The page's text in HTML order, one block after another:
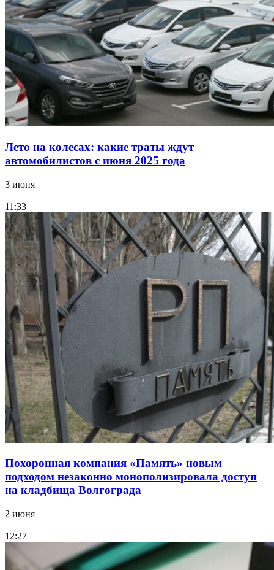
Лето на колесах: какие траты ждут
автомобилистов с июня 2025 года
3 июня
11:33
Похоронная компания «Память» новым
подходом незаконно монополизировала доступ
на кладбища Волгограда
2 июня
12:27